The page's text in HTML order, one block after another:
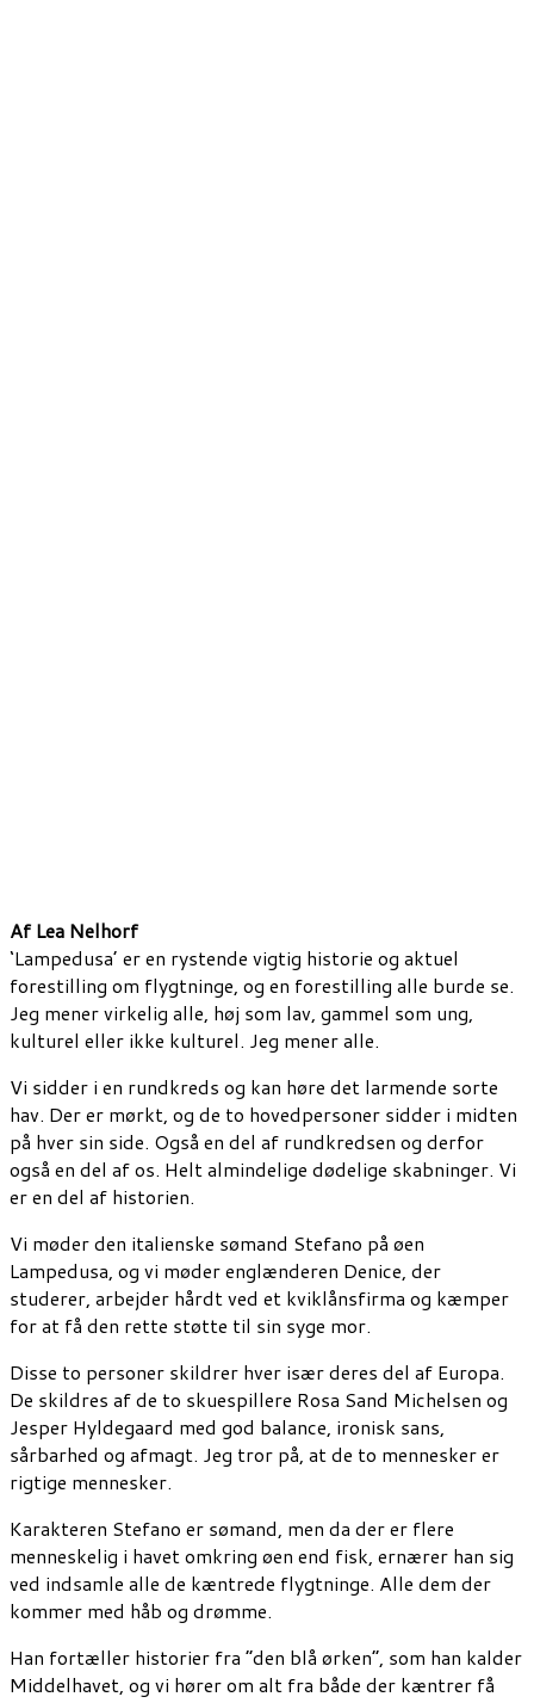
Af Lea Nelhorf
‘Lampedusa’ er en rystende vigtig historie og aktuel
forestilling om flygtninge, og en forestilling alle burde se.
Jeg mener virkelig alle, høj som lav, gammel som ung,
kulturel eller ikke kulturel. Jeg mener alle.
Vi sidder i en rundkreds og kan høre det larmende sorte
hav. Der er mørkt, og de to hovedpersoner sidder i midten
på hver sin side. Også en del af rundkredsen og derfor
også en del af os. Helt almindelige dødelige skabninger. Vi
er en del af historien.
Vi møder den italienske sømand Stefano på øen
Lampedusa, og vi møder englænderen Denice, der
studerer, arbejder hårdt ved et kviklånsfirma og kæmper
for at få den rette støtte til sin syge mor.
Disse to personer skildrer hver især deres del af Europa.
De skildres af de to skuespillere Rosa Sand Michelsen og
Jesper Hyldegaard med god balance, ironisk sans,
sårbarhed og afmagt. Jeg tror på, at de to mennesker er
rigtige mennesker.
Karakteren Stefano er sømand, men da der er flere
menneskelig i havet omkring øen end fisk, ernærer han sig
ved indsamle alle de kæntrede flygtninge. Alle dem der
kommer med håb og drømme.
Han fortæller historier fra ”den blå ørken”, som han kalder
Middelhavet, og vi hører om alt fra både der kæntrer få